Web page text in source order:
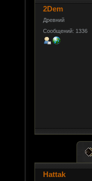
2Dem
Древний
Сообщений: 1336
Hattak